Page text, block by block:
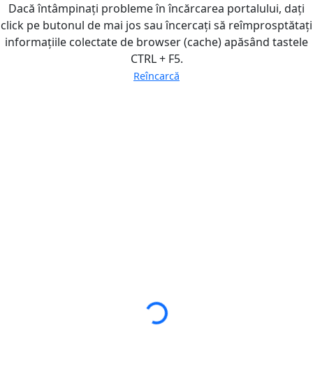
Loading...
Dacă întâmpinați probleme în încărcarea portalului, dați
click pe butonul de mai jos sau încercați să reîmprosptătați
informațiile colectate de browser (cache) apăsând tastele
CTRL + F5.
Reîncarcă